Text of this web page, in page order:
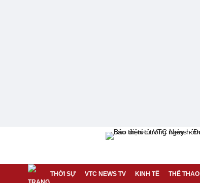
THỜI SỰ VTC NEWS TV KINH TẾ THỂ THAO